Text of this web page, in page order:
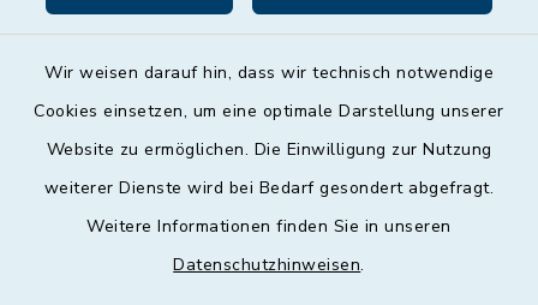
Wir weisen darauf hin, dass wir technisch notwendige
Cookies einsetzen, um eine optimale Darstellung unserer
Website zu ermöglichen. Die Einwilligung zur Nutzung
weiterer Dienste wird bei Bedarf gesondert abgefragt.
Weitere Informationen finden Sie in unseren
Datenschutzhinweisen.
Barrierefreiheit